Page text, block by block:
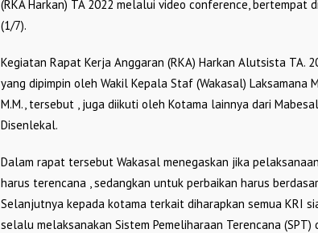
(RKA Harkan) TA 2022 melalui video conference, bertempat
(1/7).
Kegiatan Rapat Kerja Anggaran (RKA) Harkan Alutsista TA.
yang dipimpin oleh Wakil Kepala Staf (Wakasal) Laksamana
M.M., tersebut , juga diikuti oleh Kotama lainnya dari
Disenlekal.
Dalam rapat tersebut Wakasal menegaskan jika
harus terencana , sedangkan untuk perbaikan harus
Selanjutnya kepada kotama terkait diharapkan semua KRI
selalu melaksanakan Sistem Pemeliharaan Terencana (SPT)